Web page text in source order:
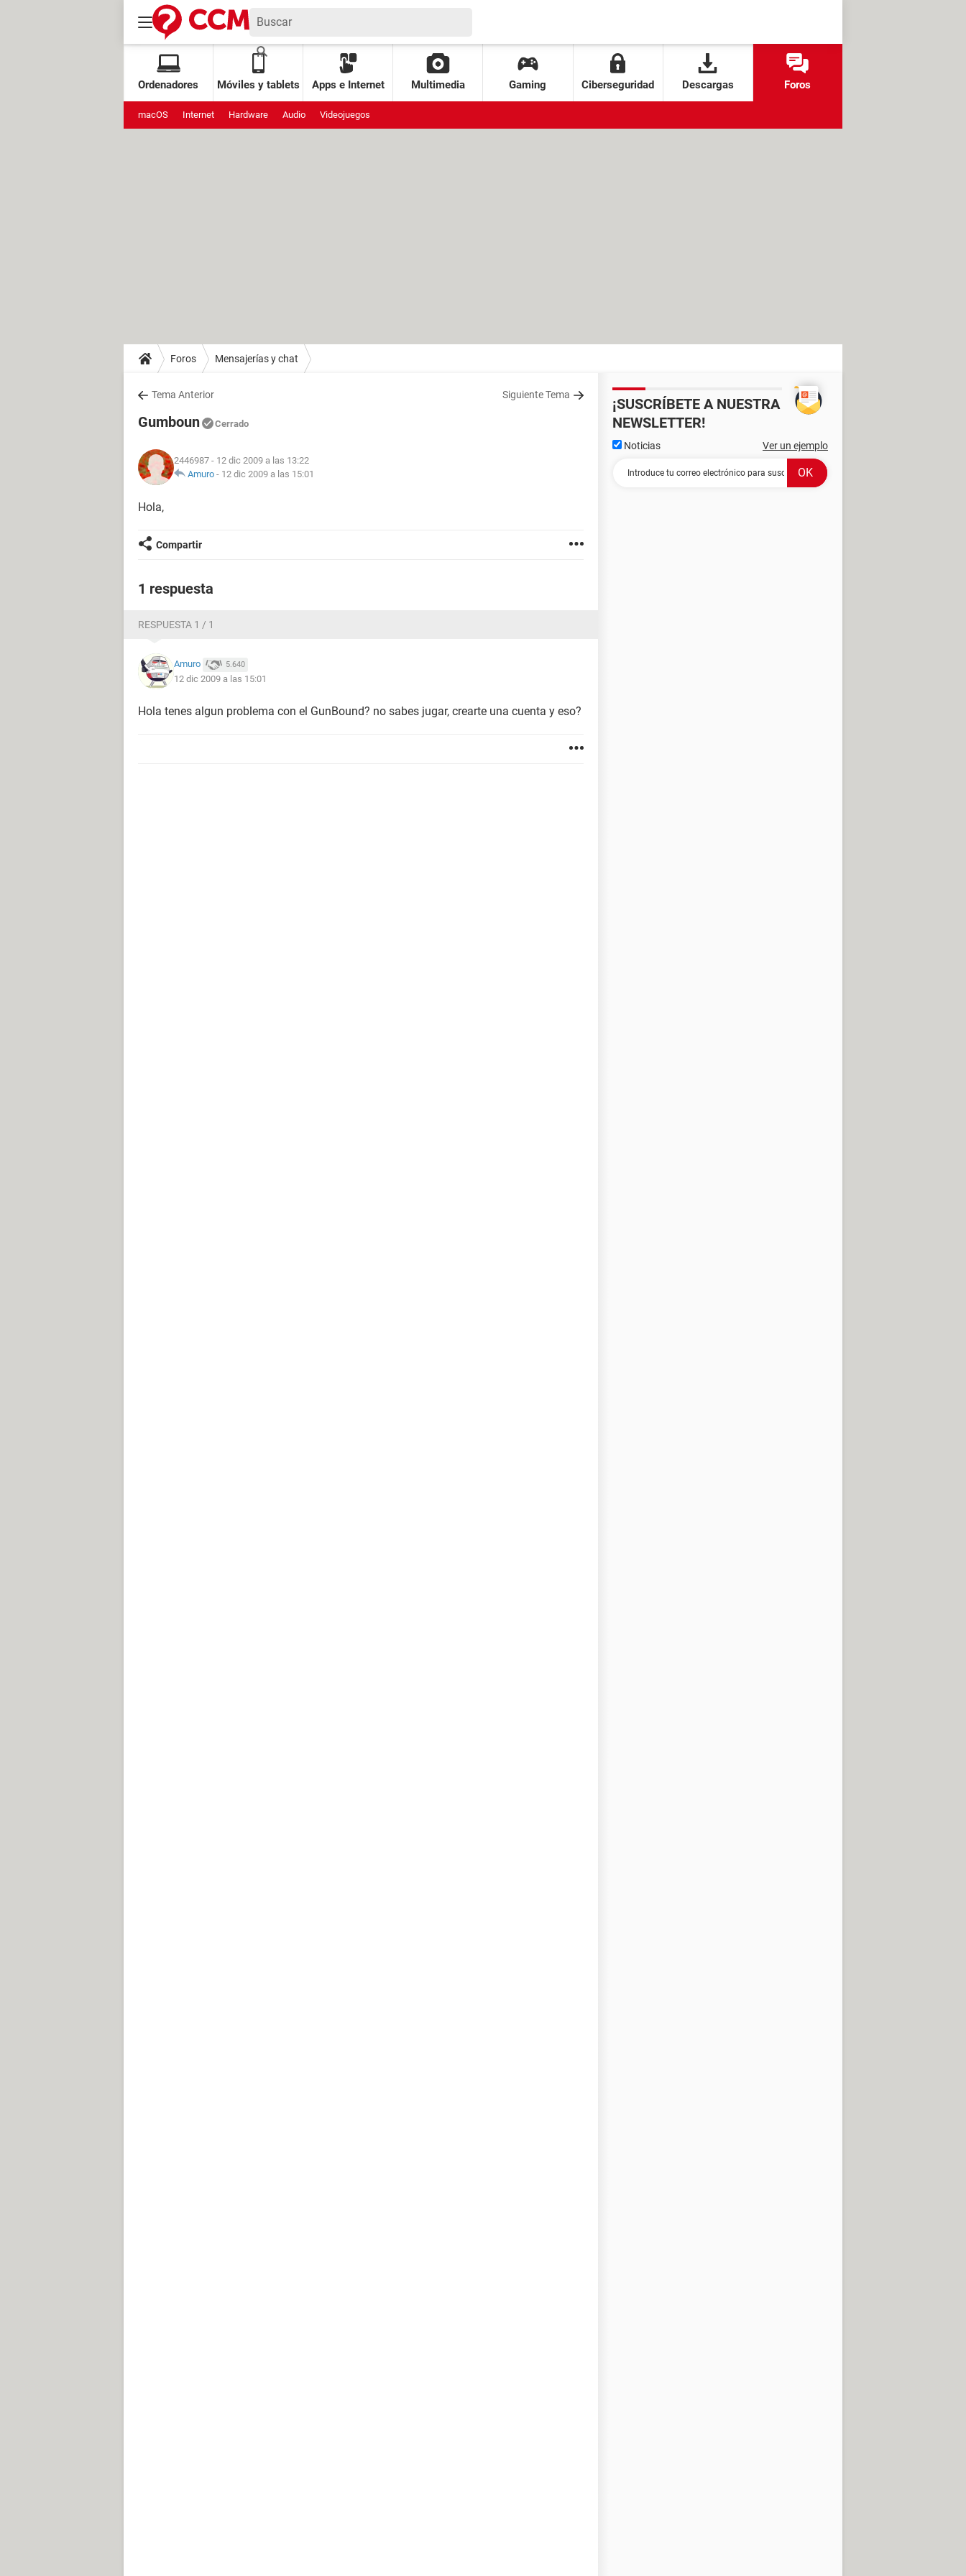
Ordenadores Móviles y tablets Apps e Internet Multimedia Gaming Ciberseguridad Descargas Foros
macOS Internet Hardware Audio Videojuegos
Foros Mensajerías y chat
Tema Anterior Siguiente Tema
Gumboun Cerrado
2446987 - 12 dic 2009 a las 13:22
Amuro - 12 dic 2009 a las 15:01
Hola,
Compartir
1 respuesta
RESPUESTA 1 / 1
Amuro 5.640
12 dic 2009 a las 15:01
Hola tenes algun problema con el GunBound? no sabes jugar, crearte una cuenta y eso?
¡SUSCRÍBETE A NUESTRA
NEWSLETTER!
Noticias Ver un ejemplo